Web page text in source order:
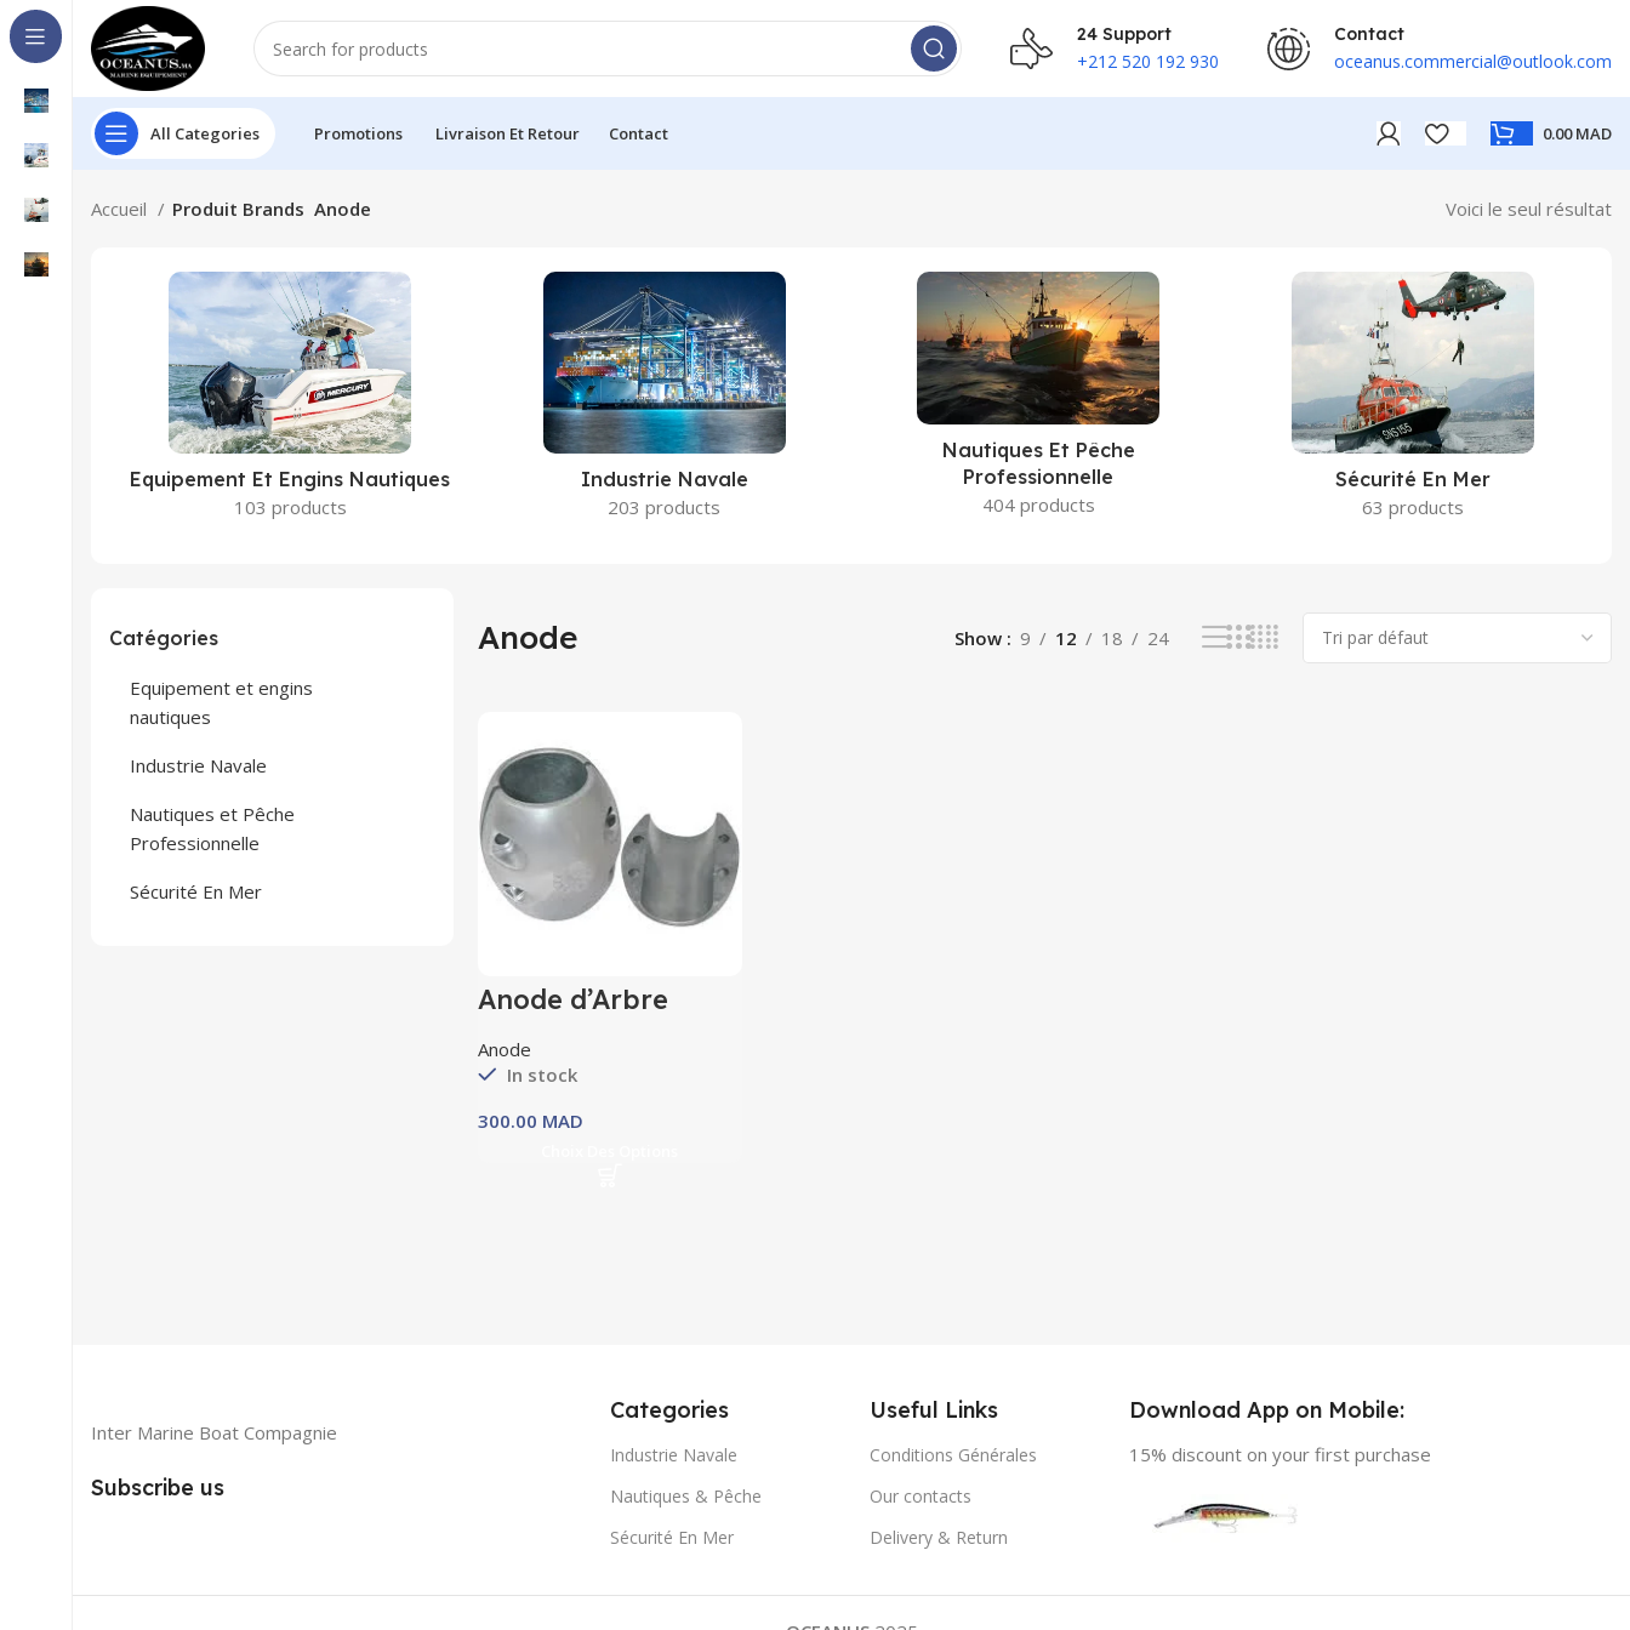
24 Support
+212 520 192 930
Contact
oceanus.commercial@outlook.com
All Categories Promotions Livraison Et Retour Contact 0.00MAD
Accueil Produit Brands Anode Voici le seul résultat
Equipement Et Engins Nautiques
103 products
Industrie Navale
203 products
Nautiques Et Pêche
Professionnelle
404 products
Sécurité En Mer
63 products
Catégories
Equipement et engins
nautiques
Industrie Navale
Nautiques et Pêche
Professionnelle
Sécurité En Mer
Anode Show 9 12 18 24
Anode d’Arbre
Anode
In stock
MAD
Inter Marine Boat Compagnie
Subscribe us
Categories
Industrie Navale
Nautiques & Pêche
Sécurité En Mer
Useful Links
Conditions Générales
Our contacts
Delivery & Return
Download App on Mobile:
15% discount on your first purchase